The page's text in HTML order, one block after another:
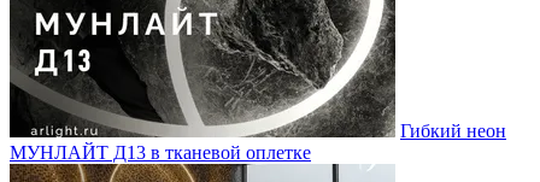
Гибкий неон
МУНЛАЙТ Д13 в тканевой оплетке